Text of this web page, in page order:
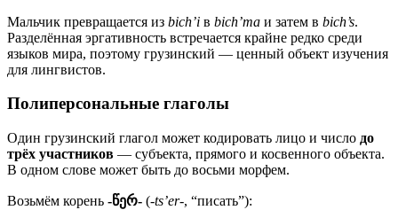
Мальчик превращается из bich’i в bich’ma и затем в bich’s.
Разделённая эргативность встречается крайне редко среди
языков мира, поэтому грузинский — ценный объект изучения
для лингвистов.
Полиперсональные глаголы
Один грузинский глагол может кодировать лицо и число до
трёх участников — субъекта, прямого и косвенного объекта.
В одном слове может быть до восьми морфем.
Возьмём корень -წერ- (-ts’er-, “писать”):